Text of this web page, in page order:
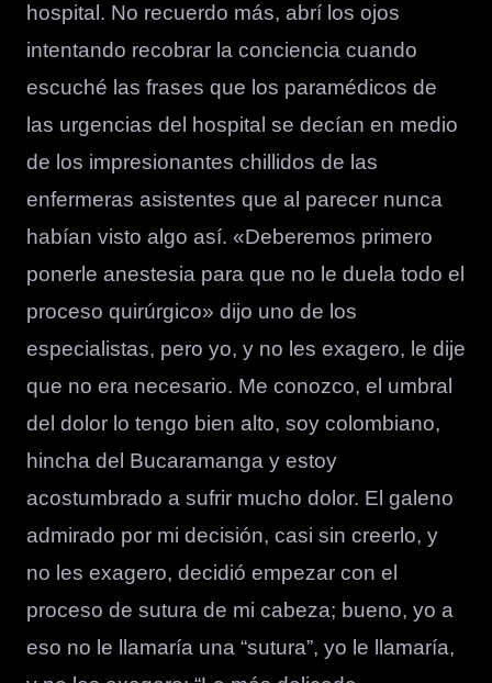
hospital. No recuerdo más, abrí los ojos
intentando recobrar la conciencia cuando
escuché las frases que los paramédicos de
las urgencias del hospital se decían en medio
de los impresionantes chillidos de las
enfermeras asistentes que al parecer nunca
habían visto algo así. «Deberemos primero
ponerle anestesia para que no le duela todo el
proceso quirúrgico» dijo uno de los
especialistas, pero yo, y no les exagero, le dije
que no era necesario. Me conozco, el umbral
del dolor lo tengo bien alto, soy colombiano,
hincha del Bucaramanga y estoy
acostumbrado a sufrir mucho dolor. El galeno
admirado por mi decisión, casi sin creerlo, y
no les exagero, decidió empezar con el
proceso de sutura de mi cabeza; bueno, yo a
eso no le llamaría una “sutura”, yo le llamaría,